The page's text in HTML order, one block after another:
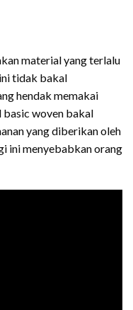
material yang terlalu
tidak bakal
hendak memakai
woven bakal
yang diberikan oleh
ini menyebabkan orang